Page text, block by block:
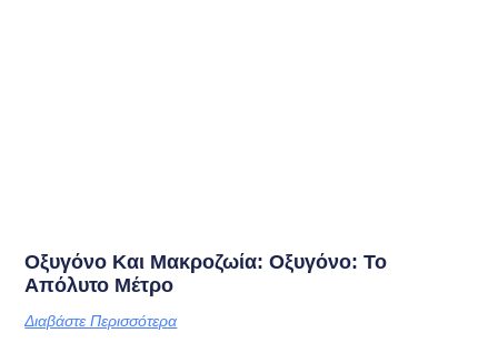
Οξυγόνο Και Μακροζωία: Οξυγόνο: Το
Απόλυτο Μέτρο
Διαβάστε Περισσότερα